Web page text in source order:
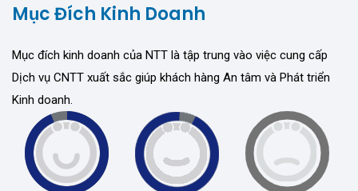
Mục Đích Kinh Doanh
Mục đích kinh doanh của NTT là tập trung vào việc cung cấp
Dịch vụ CNTT xuất sắc giúp khách hàng An tâm và Phát triển
Kinh doanh.